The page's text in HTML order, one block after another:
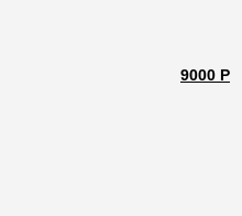
9000 Р